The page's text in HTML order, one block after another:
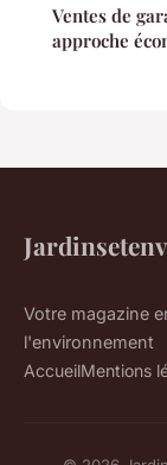
Ventes de
approche
Votre magazine
l'environnement
AccueilMentions